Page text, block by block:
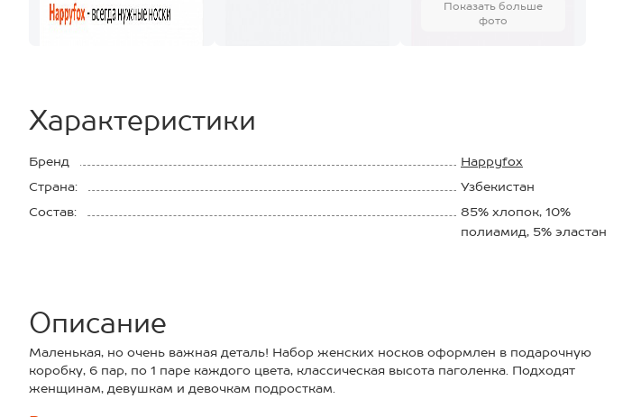
Показать больше
фото
Характеристики
Бренд
Happyfox
Страна:
Узбекистан
Состав:
85% хлопок, 10%
полиамид, 5% эластан
Описание
Маленькая, но очень важная деталь! Набор женских носков оформлен в подарочную
коробку, 6 пар, по 1 паре каждого цвета, классическая высота паголенка. Подходят
женщинам, девушкам и девочкам подросткам.